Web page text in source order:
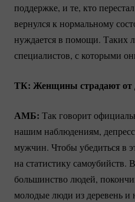
поддержке, и те, кто
вернулся к нормальному
нуждается в помощи. Таких
специалистов, с которыми
ТК: Женщины страдают от
АМБ: Так говорит
нашим наблюдениям,
мужчин. Чтобы убедиться в
на статистику
большинство людей,
молодые люди из деревень и